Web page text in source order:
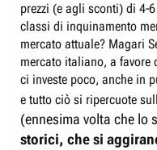
prezzi (e agli sconti) di 4-
classi di inquinamento
mercato attuale? Magari
mercato italiano, a favore
ci investe poco, anche in
e tutto ciò si ripercuote
(ennesima volta che lo
storici, che si